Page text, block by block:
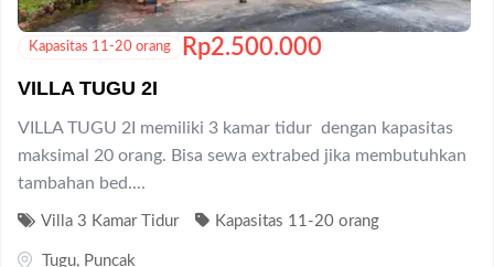
Kapasitas 11-20 orang Rp2.500.000
VILLA TUGU 2I
VILLA TUGU 2I memiliki 3 kamar tidur dengan kapasitas
maksimal 20 orang. Bisa sewa extrabed jika membutuhkan
tambahan bed....
Villa 3 Kamar Tidur Kapasitas 11-20 orang
Tugu, Puncak